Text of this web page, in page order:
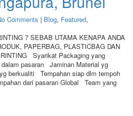
Comments | Blog, Featured,
7 SEBAB UTAMA KENAPA ANDA
PAPERBAG, PLASTICBAG DAN
Syarikat Packaging yang
pasaran Jaminan Material yg
berkualiti Tempahan siap dlm tempoh
dari pasaran Global Team yang